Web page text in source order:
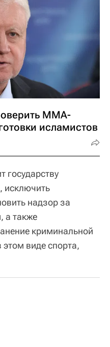
ММА-
исламистов
государству
исключить
надзор за
а также
криминальной
этом виде спорта,